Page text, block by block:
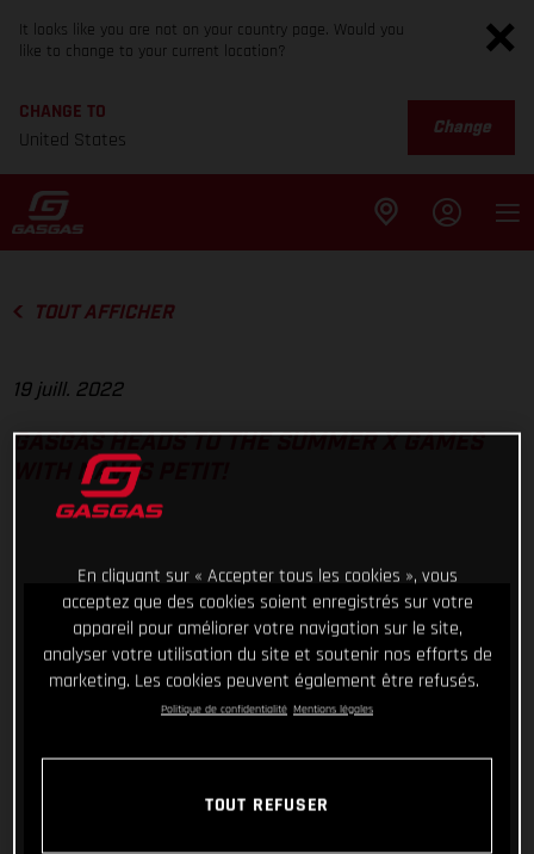
It looks like you are not on your country page. Would you
like to change to your current location?
CHANGE TO
United States
Change
TOUT AFFICHER
19 juill. 2022
GASGAS HEADS TO THE SUMMER X GAMES
WITH NAVAS PETIT!
En cliquant sur « Accepter tous les cookies », vous
acceptez que des cookies soient enregistrés sur votre
appareil pour améliorer votre navigation sur le site,
analyser votre utilisation du site et soutenir nos efforts de
marketing. Les cookies peuvent également être refusés.
Politique de confidentialité Mentions légales
TOUT REFUSER